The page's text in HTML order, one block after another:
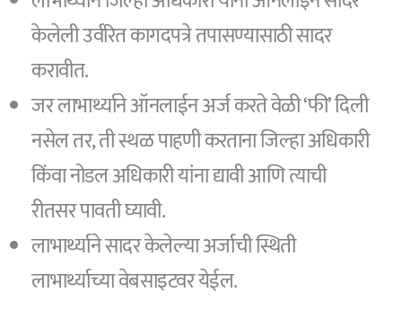
केलेली उर्वरित कागदपत्रे तपासण्यासाठी सादर
करावीत.
जर लाभार्थ्याने ऑनलाईन अर्ज करते वेळी ‘फी’ दिली
नसेल तर, ती स्थळ पाहणी करताना जिल्हा अधिकारी
किंवा नोडल अधिकारी यांना द्यावी आणि त्याची
रीतसर पावती घ्यावी.
लाभार्थ्याने सादर केलेल्या अर्जाची स्थिती
लाभार्थ्याच्या वेबसाइटवर येईल.